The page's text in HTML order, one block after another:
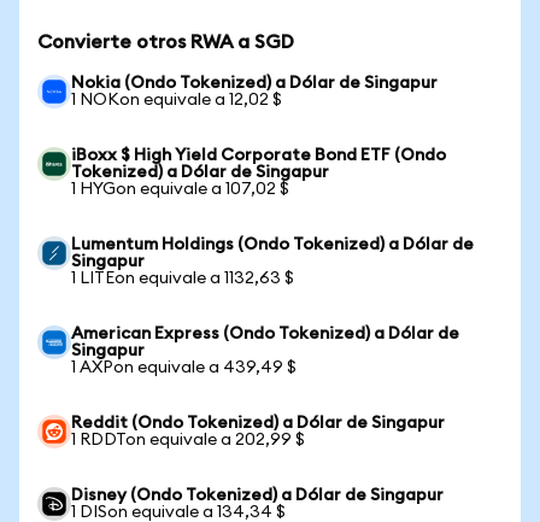
Convierte otros RWA a SGD
Nokia (Ondo Tokenized) a Dólar de Singapur
1 NOKon equivale a 12,02 $
iBoxx $ High Yield Corporate Bond ETF (Ondo
Tokenized) a Dólar de Singapur
1 HYGon equivale a 107,02 $
Lumentum Holdings (Ondo Tokenized) a Dólar de
Singapur
1 LITEon equivale a 1132,63 $
American Express (Ondo Tokenized) a Dólar de
Singapur
1 AXPon equivale a 439,49 $
Reddit (Ondo Tokenized) a Dólar de Singapur
1 RDDTon equivale a 202,99 $
Disney (Ondo Tokenized) a Dólar de Singapur
1 DISon equivale a 134,34 $